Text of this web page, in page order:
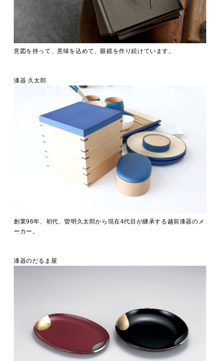
意図を持って、意味を込めて、眼鏡を作り続けています。
漆器 久太郎
創業96年、初代、曽明久太郎から現在4代目が継承する越前漆器のメ
ーカー。
漆器のだるま屋